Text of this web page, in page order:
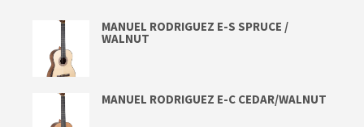
MANUEL RODRIGUEZ E-S SPRUCE /
WALNUT
MANUEL RODRIGUEZ E-C CEDAR/WALNUT